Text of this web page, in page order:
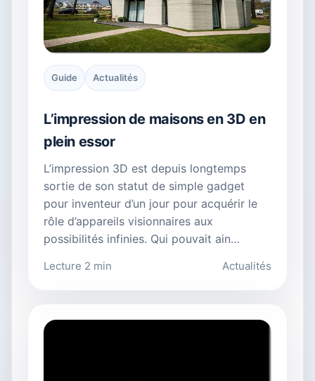
Guide Actualités
L’impression de maisons en 3D en
plein essor
L’impression 3D est depuis longtemps
sortie de son statut de simple gadget
pour inventeur d’un jour pour acquérir le
rôle d’appareils visionnaires aux
possibilités infinies. Qui pouvait ain…
Lecture 2 min Actualités